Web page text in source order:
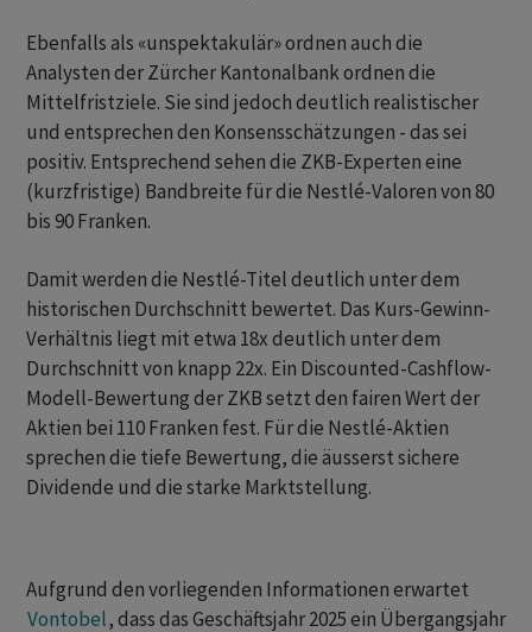
Ebenfalls als «unspektakulär» ordnen auch die
Analysten der Zürcher Kantonalbank ordnen die
Mittelfristziele. Sie sind jedoch deutlich realistischer
und entsprechen den Konsensschätzungen - das sei
positiv. Entsprechend sehen die ZKB-Experten eine
(kurzfristige) Bandbreite für die Nestlé-Valoren von 80
bis 90 Franken.
Damit werden die Nestlé-Titel deutlich unter dem
historischen Durchschnitt bewertet. Das Kurs-Gewinn-
Verhältnis liegt mit etwa 18x deutlich unter dem
Durchschnitt von knapp 22x. Ein Discounted-Cashflow-
Modell-Bewertung der ZKB setzt den fairen Wert der
Aktien bei 110 Franken fest. Für die Nestlé-Aktien
sprechen die tiefe Bewertung, die äusserst sichere
Dividende und die starke Marktstellung.
Aufgrund den vorliegenden Informationen erwartet
Vontobel, dass das Geschäftsjahr 2025 ein Übergangsjahr